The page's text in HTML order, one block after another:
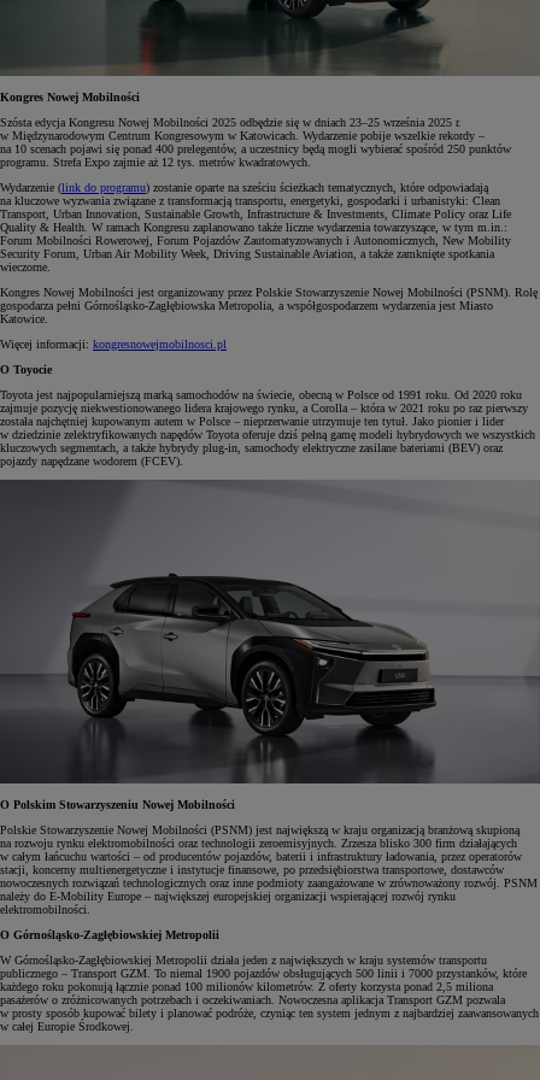
Kongres Nowej Mobilności
Szósta edycja Kongresu Nowej Mobilności 2025 odbędzie się w dniach 23–25 września 2025 r.
w Międzynarodowym Centrum Kongresowym w Katowicach. Wydarzenie pobije wszelkie rekordy –
na 10 scenach pojawi się ponad 400 prelegentów, a uczestnicy będą mogli wybierać spośród 250 punktów
programu. Strefa Expo zajmie aż 12 tys. metrów kwadratowych.
Wydarzenie (link do programu) zostanie oparte na sześciu ścieżkach tematycznych, które odpowiadają
na kluczowe wyzwania związane z transformacją transportu, energetyki, gospodarki i urbanistyki: Clean
Transport, Urban Innovation, Sustainable Growth, Infrastructure & Investments, Climate Policy oraz Life
Quality & Health. W ramach Kongresu zaplanowano także liczne wydarzenia towarzyszące, w tym m.in.:
Forum Mobilności Rowerowej, Forum Pojazdów Zautomatyzowanych i Autonomicznych, New Mobility
Security Forum, Urban Air Mobility Week, Driving Sustainable Aviation, a także zamknięte spotkania
wieczorne.
Kongres Nowej Mobilności jest organizowany przez Polskie Stowarzyszenie Nowej Mobilności (PSNM). Rolę
gospodarza pełni Górnośląsko-Zagłębiowska Metropolia, a współgospodarzem wydarzenia jest Miasto
Katowice.
Więcej informacji: kongresnowejmobilnosci.pl
O Toyocie
Toyota jest najpopularniejszą marką samochodów na świecie, obecną w Polsce od 1991 roku. Od 2020 roku
zajmuje pozycję niekwestionowanego lidera krajowego rynku, a Corolla – która w 2021 roku po raz pierwszy
została najchętniej kupowanym autem w Polsce – nieprzerwanie utrzymuje ten tytuł. Jako pionier i lider
w dziedzinie zelektryfikowanych napędów Toyota oferuje dziś pełną gamę modeli hybrydowych we wszystkich
kluczowych segmentach, a także hybrydy plug-in, samochody elektryczne zasilane bateriami (BEV) oraz
pojazdy napędzane wodorem (FCEV).
O Polskim Stowarzyszeniu Nowej Mobilności
Polskie Stowarzyszenie Nowej Mobilności (PSNM) jest największą w kraju organizacją branżową skupioną
na rozwoju rynku elektromobilności oraz technologii zeroemisyjnych. Zrzesza blisko 300 firm działających
w całym łańcuchu wartości – od producentów pojazdów, baterii i infrastruktury ładowania, przez operatorów
stacji, koncerny multienergetyczne i instytucje finansowe, po przedsiębiorstwa transportowe, dostawców
nowoczesnych rozwiązań technologicznych oraz inne podmioty zaangażowane w zrównoważony rozwój. PSNM
należy do E-Mobility Europe – największej europejskiej organizacji wspierającej rozwój rynku
elektromobilności.
O Górnośląsko-Zagłębiowskiej Metropolii
W Górnośląsko-Zagłębiowskiej Metropolii działa jeden z największych w kraju systemów transportu
publicznego – Transport GZM. To niemal 1900 pojazdów obsługujących 500 linii i 7000 przystanków, które
każdego roku pokonują łącznie ponad 100 milionów kilometrów. Z oferty korzysta ponad 2,5 miliona
pasażerów o zróżnicowanych potrzebach i oczekiwaniach. Nowoczesna aplikacja Transport GZM pozwala
w prosty sposób kupować bilety i planować podróże, czyniąc ten system jednym z najbardziej zaawansowanych
w całej Europie Środkowej.